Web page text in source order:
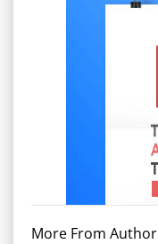
More From Author